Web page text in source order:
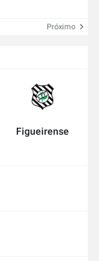
Próximo
Figueirense